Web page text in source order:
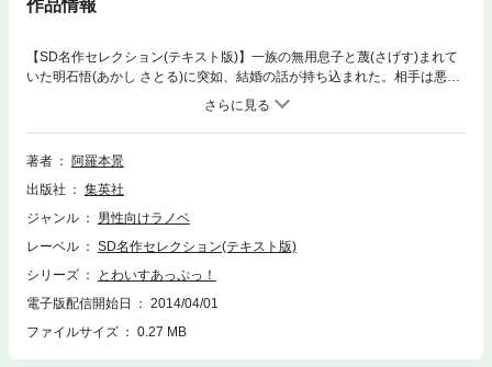
作品情報
【SD名作セレクション(テキスト版)】一族の無用息子と蔑(さげす)まれて
いた明石悟(あかし さとる)に突如、結婚の話が持ち込まれた。相手は悪名
高い凶暴女のサワノリョーコ。だが、目の前に現れたのは類人猿のメスで
はなく、可憐でクールな少女であった! さらに悟の前に金髪ツインテール
の少女･アリスが現れる。しかし彼女はとんでもない秘密を抱えており、
悟の身体だけが目的だと笑顔でのたまうのであった――。悟に秘められた
商品にはイラストが収録されていません。
著者
阿羅本景
出版社
集英社
ジャンル
男性向けラノベ
レーベル
SD名作セレクション(テキスト版)
シリーズ
とわいすあっぷっ！
電子版配信開始日
2014/04/01
ファイルサイズ
0.27 MB